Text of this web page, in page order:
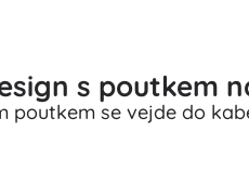
s poutkem
poutkem se vejde do